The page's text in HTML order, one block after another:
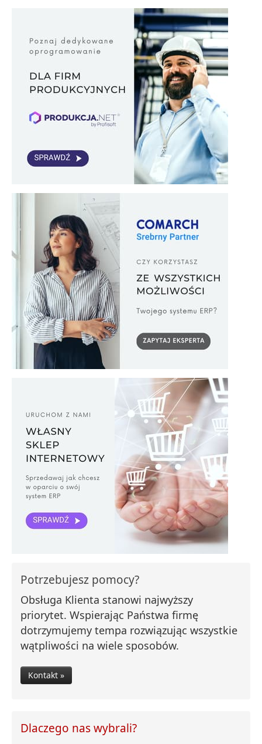
Potrzebujesz pomocy?
Obsługa Klienta stanowi najwyższy
priorytet. Wspierając Państwa firmę
dotrzymujemy tempa rozwiązując wszystkie
wątpliwości na wiele sposobów.
Kontakt »
Dlaczego nas wybrali?